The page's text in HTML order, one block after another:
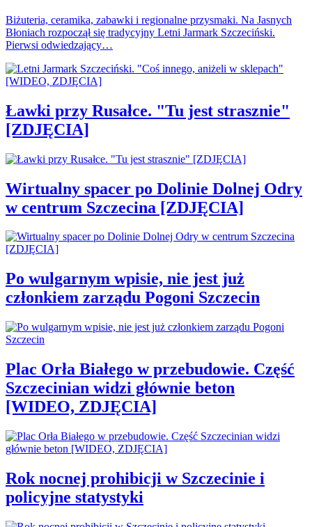
Biżuteria, ceramika, zabawki i regionalne przysmaki. Na Jasnych
Błoniach rozpoczął się tradycyjny Letni Jarmark Szczeciński.
Pierwsi odwiedzający…
Ławki przy Rusałce. "Tu jest strasznie"
[ZDJĘCIA]
Wirtualny spacer po Dolinie Dolnej Odry
w centrum Szczecina [ZDJĘCIA]
Po wulgarnym wpisie, nie jest już
członkiem zarządu Pogoni Szczecin
Plac Orła Białego w przebudowie. Część
Szczecinian widzi głównie beton
[WIDEO, ZDJĘCIA]
Rok nocnej prohibicji w Szczecinie i
policyjne statystyki